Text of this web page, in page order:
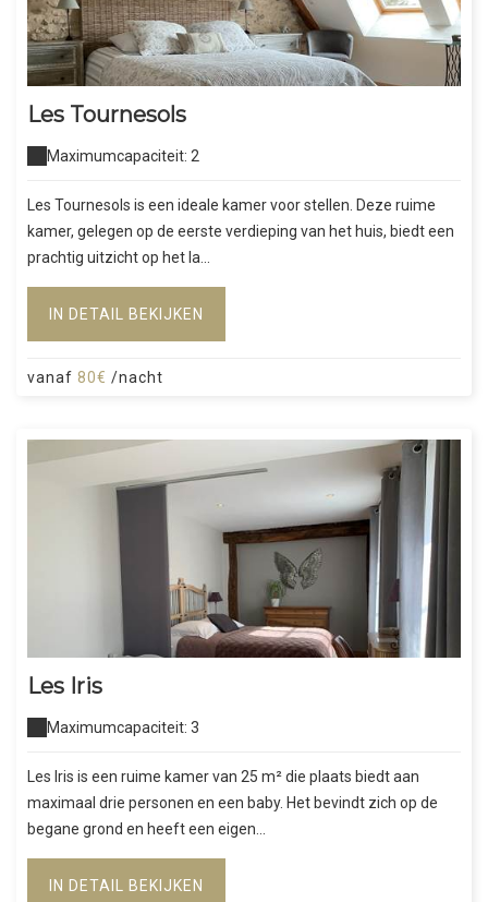
Les Tournesols
Maximumcapaciteit: 2
Les Tournesols is een ideale kamer voor stellen. Deze ruime
kamer, gelegen op de eerste verdieping van het huis, biedt een
prachtig uitzicht op het la...
IN DETAIL BEKIJKEN
vanaf 80€ /nacht
Les Iris
Maximumcapaciteit: 3
Les Iris is een ruime kamer van 25 m² die plaats biedt aan
maximaal drie personen en een baby. Het bevindt zich op de
begane grond en heeft een eigen...
IN DETAIL BEKIJKEN